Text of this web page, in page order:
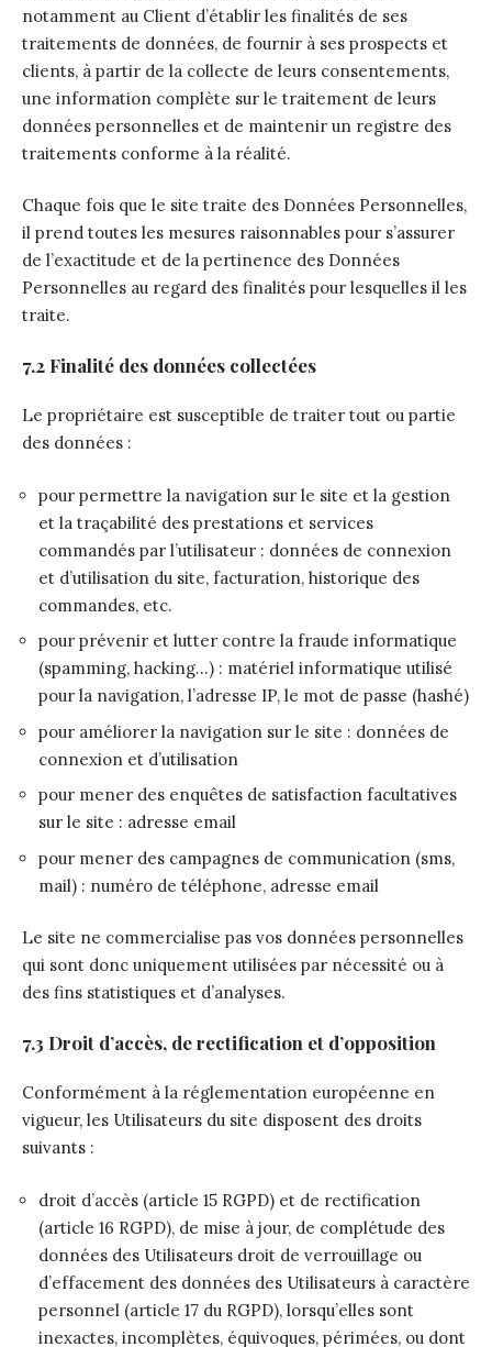
notamment au Client d’établir les finalités de ses
traitements de données, de fournir à ses prospects et
clients, à partir de la collecte de leurs consentements,
une information complète sur le traitement de leurs
données personnelles et de maintenir un registre des
traitements conforme à la réalité.
Chaque fois que le site traite des Données Personnelles,
il prend toutes les mesures raisonnables pour s’assurer
de l’exactitude et de la pertinence des Données
Personnelles au regard des finalités pour lesquelles il les
traite.
7.2 Finalité des données collectées
Le propriétaire est susceptible de traiter tout ou partie
des données :
pour permettre la navigation sur le site et la gestion
et la traçabilité des prestations et services
commandés par l’utilisateur : données de connexion
et d’utilisation du site, facturation, historique des
commandes, etc.
pour prévenir et lutter contre la fraude informatique
(spamming, hacking…) : matériel informatique utilisé
pour la navigation, l’adresse IP, le mot de passe (hashé)
pour améliorer la navigation sur le site : données de
connexion et d’utilisation
pour mener des enquêtes de satisfaction facultatives
sur le site : adresse email
pour mener des campagnes de communication (sms,
mail) : numéro de téléphone, adresse email
Le site ne commercialise pas vos données personnelles
qui sont donc uniquement utilisées par nécessité ou à
des fins statistiques et d’analyses.
7.3 Droit d’accès, de rectification et d’opposition
Conformément à la réglementation européenne en
vigueur, les Utilisateurs du site disposent des droits
suivants :
droit d’accès (article 15 RGPD) et de rectification
(article 16 RGPD), de mise à jour, de complétude des
données des Utilisateurs droit de verrouillage ou
d’effacement des données des Utilisateurs à caractère
personnel (article 17 du RGPD), lorsqu’elles sont
inexactes, incomplètes, équivoques, périmées, ou dont